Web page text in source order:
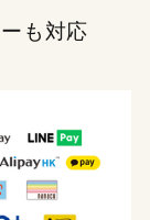
も対応